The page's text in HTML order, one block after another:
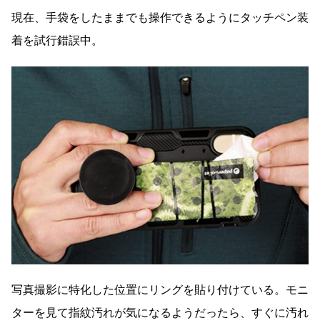
現在、手袋をしたままでも操作できるようにタッチペン装
着を試行錯誤中。
写真撮影に特化した位置にリングを貼り付けている。モニ
ターを見て指紋汚れが気になるようだったら、すぐに汚れ